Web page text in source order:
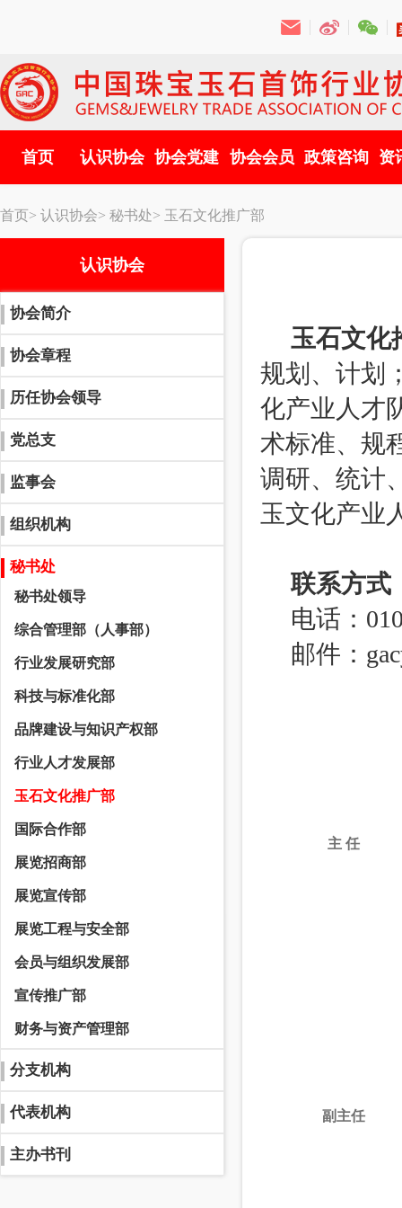
首页 认识协会 协会党建 协会会员 政策咨询 资
首页> 认识协会> 秘书处> 玉石文化推广部
认识协会
协会简介
协会章程
历任协会领导
党总支
监事会
组织机构
秘书处
秘书处领导
综合管理部（人事部）
行业发展研究部
科技与标准化部
品牌建设与知识产权部
行业人才发展部
玉石文化推广部
国际合作部
展览招商部
展览宣传部
展览工程与安全部
会员与组织发展部
宣传推广部
财务与资产管理部
分支机构
代表机构
主办书刊
玉石文化
规划、计划
化产业人才
术标准、规
调研、统计
玉文化产业
联系方式
电话：
邮件：
主 任
副主任